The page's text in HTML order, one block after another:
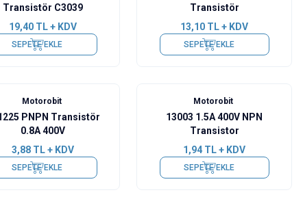
Transistör C3039
19,40TL + KDV
SEPETE EKLE
Transistör
13,10 TL + KDV
SEPETE EKLE
Motorobit
PNPN Transistör
0.8A 400V
3,88TL + KDV
SEPETE EKLE
Motorobit
13003 1.5A 400V NPN
Transistor
1,94 TL + KDV
SEPETE EKLE